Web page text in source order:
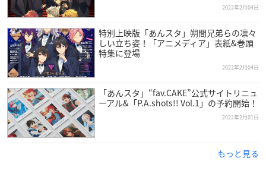
2022年2月04日
特別上映版「あんスタ」朔間兄弟らの凛々
しい立ち姿！「アニメディア」表紙&巻頭
特集に登場
2022年2月04日
「あんスタ」“fav.CAKE”公式サイトリニュ
ーアル&「P.A.shots!! Vol.1」の予約開始！
2022年2月01日
もっと見る